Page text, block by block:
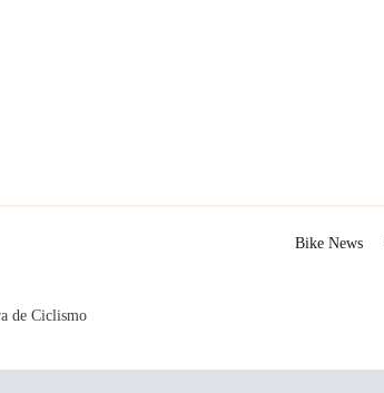
Bike News
de Ciclismo